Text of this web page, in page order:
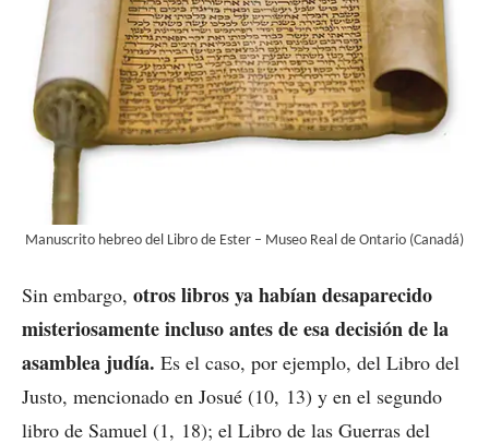
Manuscrito hebreo del Libro de Ester – Museo Real de Ontario (Canadá)
Sin embargo, otros libros ya habían desaparecido
misteriosamente incluso antes de esa decisión de la
asamblea judía. Es el caso, por ejemplo, del Libro del
Justo, mencionado en Josué (10, 13) y en el segundo
libro de Samuel (1, 18); el Libro de las Guerras del